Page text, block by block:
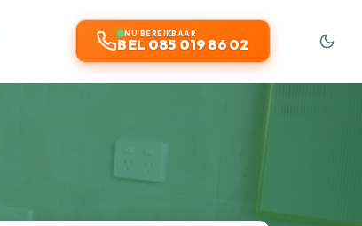
NU BEREIKBAAR
BEL 085 019 86 02